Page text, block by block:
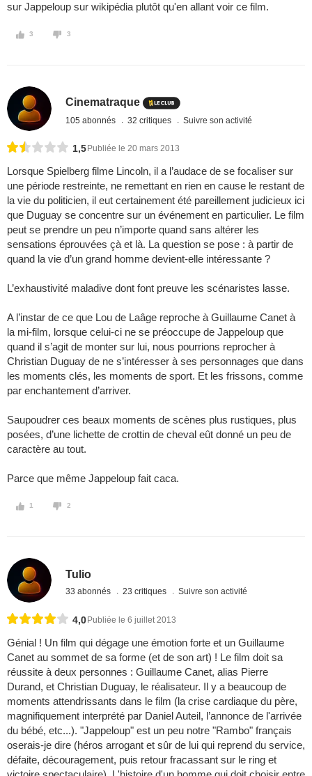
sur Jappeloup sur wikipédia plutôt qu'en allant voir ce film.
3 3
Cinematraque
105 abonnés 32 critiques Suivre son activité
1,5 Publiée le 20 mars 2013
Lorsque Spielberg filme Lincoln, il a l’audace de se focaliser sur
une période restreinte, ne remettant en rien en cause le restant de
la vie du politicien, il eut certainement été pareillement judicieux ici
que Duguay se concentre sur un événement en particulier. Le film
peut se prendre un peu n’importe quand sans altérer les
sensations éprouvées çà et là. La question se pose : à partir de
quand la vie d’un grand homme devient-elle intéressante ?
L’exhaustivité maladive dont font preuve les scénaristes lasse.
A l’instar de ce que Lou de Laâge reproche à Guillaume Canet à
la mi-film, lorsque celui-ci ne se préoccupe de Jappeloup que
quand il s’agit de monter sur lui, nous pourrions reprocher à
Christian Duguay de ne s’intéresser à ses personnages que dans
les moments clés, les moments de sport. Et les frissons, comme
par enchantement d’arriver.
Saupoudrer ces beaux moments de scènes plus rustiques, plus
posées, d’une lichette de crottin de cheval eût donné un peu de
caractère au tout.
Parce que même Jappeloup fait caca.
1 2
Tulio
33 abonnés 23 critiques Suivre son activité
4,0 Publiée le 6 juillet 2013
Génial ! Un film qui dégage une émotion forte et un Guillaume
Canet au sommet de sa forme (et de son art) ! Le film doit sa
réussite à deux personnes : Guillaume Canet, alias Pierre
Durand, et Christian Duguay, le réalisateur. Il y a beaucoup de
moments attendrissants dans le film (la crise cardiaque du père,
magnifiquement interprété par Daniel Auteil, l’annonce de l'arrivée
du bébé, etc...). "Jappeloup" est un peu notre "Rambo" français
oserais-je dire (héros arrogant et sûr de lui qui reprend du service,
défaite, découragement, puis retour fracassant sur le ring et